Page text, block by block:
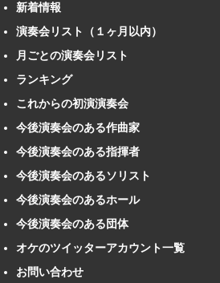
新着情報
演奏会リスト（１ヶ月以内）
月ごとの演奏会リスト
ランキング
これからの初演演奏会
今後演奏会のある作曲家
今後演奏会のある指揮者
今後演奏会のあるソリスト
今後演奏会のあるホール
今後演奏会のある団体
オケのツイッターアカウント一覧
お問い合わせ